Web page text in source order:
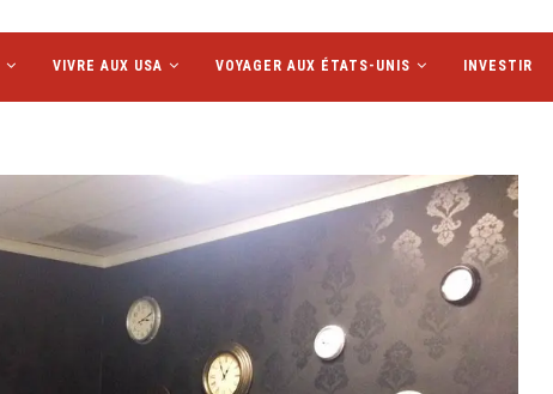
VIVRE AUX USA VOYAGER AUX ÉTATS-UNIS INVESTIR